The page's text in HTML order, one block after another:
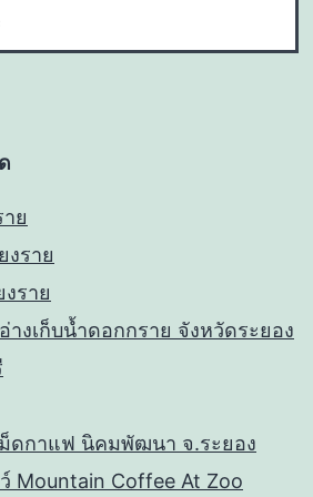
ย
งราย
ราย
งเก็บน้ำดอกกราย จังหวัดระยอง
ดกาแฟ นิคมพัฒนา จ.ระยอง
Mountain Coffee At Zoo